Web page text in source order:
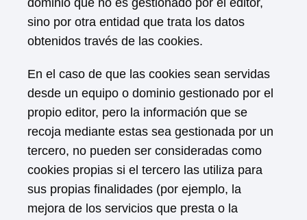
dominio que no es gestionado por el editor,
sino por otra entidad que trata los datos
obtenidos través de las cookies.
En el caso de que las cookies sean servidas
desde un equipo o dominio gestionado por el
propio editor, pero la información que se
recoja mediante estas sea gestionada por un
tercero, no pueden ser consideradas como
cookies propias si el tercero las utiliza para
sus propias finalidades (por ejemplo, la
mejora de los servicios que presta o la